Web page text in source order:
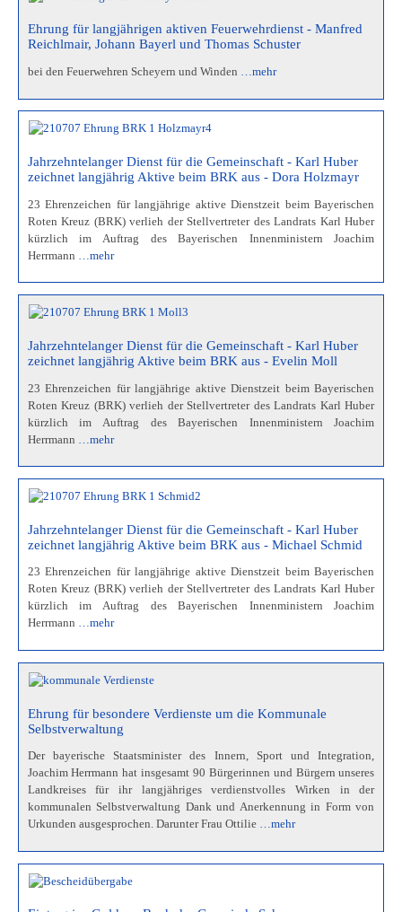
Ehrung für langjährigen aktiven Feuerwehrdienst - Manfred
Reichlmair, Johann Bayerl und Thomas Schuster
bei den Feuerwehren Scheyern und Winden …mehr
Jahrzehntelanger Dienst für die Gemeinschaft - Karl Huber
zeichnet langjährig Aktive beim BRK aus - Dora Holzmayr
23 Ehrenzeichen für langjährige aktive Dienstzeit beim Bayerischen
Roten Kreuz (BRK) verlieh der Stellvertreter des Landrats Karl Huber
kürzlich im Auftrag des Bayerischen Innenministern Joachim
Herrmann
…mehr
Jahrzehntelanger Dienst für die Gemeinschaft - Karl Huber
zeichnet langjährig Aktive beim BRK aus - Evelin Moll
23 Ehrenzeichen für langjährige aktive Dienstzeit beim Bayerischen
Roten Kreuz (BRK) verlieh der Stellvertreter des Landrats Karl Huber
kürzlich im Auftrag des Bayerischen Innenministern Joachim
Herrmann
…mehr
Jahrzehntelanger Dienst für die Gemeinschaft - Karl Huber
zeichnet langjährig Aktive beim BRK aus - Michael Schmid
23 Ehrenzeichen für langjährige aktive Dienstzeit beim Bayerischen
Roten Kreuz (BRK) verlieh der Stellvertreter des Landrats Karl Huber
kürzlich im Auftrag des Bayerischen Innenministern Joachim
Herrmann …mehr
Ehrung für besondere Verdienste um die Kommunale
Selbstverwaltung
Der bayerische Staatsminister des Innern, Sport und Integration,
Joachim Herrmann hat insgesamt 90 Bürgerinnen und Bürgern unseres
Landkreises für ihr langjähriges verdienstvolles Wirken in der
kommunalen Selbstverwaltung Dank und Anerkennung in Form von
Urkunden ausgesprochen. Darunter Frau Ottilie …mehr